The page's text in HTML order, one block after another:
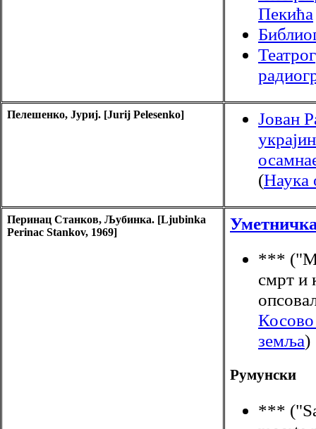
Пекића
Пелешенко, Јуриј. [Jurij Pelesenko]
Јован
(Наука
Перинац Станков, Љубинка. [Ljubinka
Perinac Stankov, 1969]
***
смрт и
Косово
земља)
Румунски
***